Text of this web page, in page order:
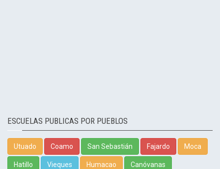
ESCUELAS PUBLICAS POR PUEBLOS
Utuado Coamo San Sebastián Fajardo Moca
Hatillo Vieques Humacao Canóvanas